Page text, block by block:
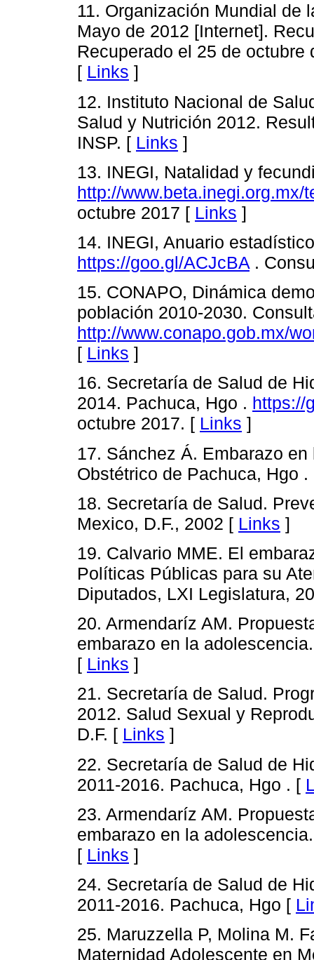
11. Organización Mundial de
Mayo de 2012 [Internet].
Recuperado el 25 de
[ Links ]
12. Instituto Nacional de
Salud y Nutrición 2012.
INSP. [ Links ]
13. INEGI, Natalidad y
http://www.beta.inegi.org.mx/
octubre 2017 [ Links ]
14. INEGI, Anuario
https://goo.gl/ACJcBA .
15. CONAPO, Dinámica
población 2010-2030.
http://www.conapo.gob.mx/
[ Links ]
16. Secretaría de Salud de
2014. Pachuca, Hgo . https://
octubre 2017. [ Links ]
17. Sánchez Á. Embarazo
Obstétrico de Pachuca, Hgo
18. Secretaría de Salud.
Mexico, D.F., 2002 [ Links ]
19. Calvario MME. El
Políticas Públicas para su
Diputados, LXI Legislatura,
20. Armendaríz AM.
embarazo en la
[ Links ]
21. Secretaría de Salud.
2012. Salud Sexual y
D.F. [ Links ]
22. Secretaría de Salud de
2011-2016. Pachuca, Hgo . [
23. Armendaríz AM.
embarazo en la
[ Links ]
24. Secretaría de Salud de
2011-2016. Pachuca, Hgo [
25. Maruzzella P, Molina M.
Maternidad Adolescente en